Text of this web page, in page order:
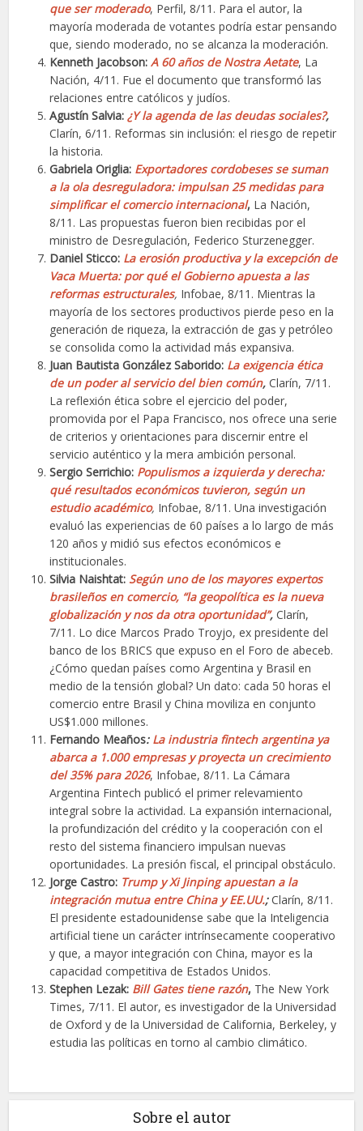
que ser moderado, Perfil, 8/11. Para el autor, la
mayoría moderada de votantes podría estar pensando
que, siendo moderado, no se alcanza la moderación.
Kenneth Jacobson:A 60 años de Nostra Aetate, La
Nación, 4/11. Fue el documento que transformó las
relaciones entre católicos y judíos.
Agustín Salvia: ¿Y la agenda de las deudas sociales?,
Clarín, 6/11. Reformas sin inclusión: el riesgo de repetir
la historia.
Gabriela Origlia: Exportadores cordobeses se suman
a la ola desreguladora: impulsan 25 medidas para
simplificar el comercio internacional, La Nación,
8/11. Las propuestas fueron bien recibidas por el
ministro de Desregulación, Federico Sturzenegger.
Daniel Sticco: La erosión productiva y la excepción de
Vaca Muerta: por qué el Gobierno apuesta a las
reformas estructurales, Infobae, 8/11. Mientras la
mayoría de los sectores productivos pierde peso en la
generación de riqueza, la extracción de gas y petróleo
se consolida como la actividad más expansiva.
Juan Bautista González Saborido: La exigencia ética
de un poder al servicio del bien común,Clarín, 7/11.
La reflexión ética sobre el ejercicio del poder,
promovida por el Papa Francisco, nos ofrece una serie
de criterios y orientaciones para discernir entre el
servicio auténtico y la mera ambición personal.
Sergio Serrichio: Populismos a izquierda y derecha:
qué resultados económicos tuvieron, según un
estudio académico, Infobae, 8/11. Una investigación
evaluó las experiencias de 60 países a lo largo de más
120 años y midió sus efectos económicos e
institucionales.
Silvia Naishtat: Según uno de los mayores expertos
brasileños en comercio, “la geopolítica es la nueva
globalización y nos da otra oportunidad”, Clarín,
7/11. Lo dice Marcos Prado Troyjo, ex presidente del
banco de los BRICS que expuso en el Foro de abeceb.
¿Cómo quedan países como Argentina y Brasil en
medio de la tensión global? Un dato: cada 50 horas el
comercio entre Brasil y China moviliza en conjunto
US$1.000 millones.
Fernando Meaños: La industria fintech argentina ya
abarca a 1.000 empresas y proyecta un crecimiento
del 35% para 2026, Infobae, 8/11. La Cámara
Argentina Fintech publicó el primer relevamiento
integral sobre la actividad. La expansión internacional,
la profundización del crédito y la cooperación con el
resto del sistema financiero impulsan nuevas
oportunidades. La presión fiscal, el principal obstáculo.
Jorge Castro: Trump y Xi Jinping apuestan a la
integración mutua entre China y EE.UU.;Clarín, 8/11.
El presidente estadounidense sabe que la Inteligencia
artificial tiene un carácter intrínsecamente cooperativo
y que, a mayor integración con China, mayor es la
capacidad competitiva de Estados Unidos.
Stephen Lezak: Bill Gates tiene razón, The New York
Times, 7/11. El autor, es investigador de la Universidad
de Oxford y de la Universidad de California, Berkeley, y
estudia las políticas en torno al cambio climático.
Sobre el autor